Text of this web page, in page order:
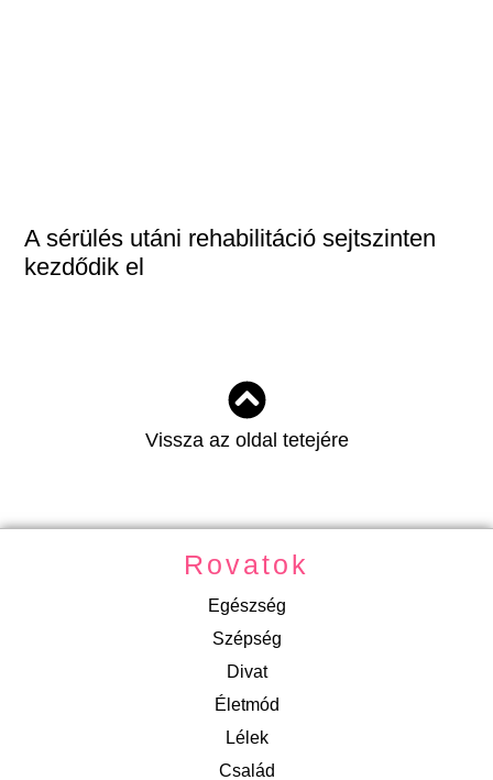
A sérülés utáni rehabilitáció sejtszinten
kezdődik el
Vissza az oldal tetejére
Rovatok
Egészség
Szépség
Divat
Életmód
Lélek
Család